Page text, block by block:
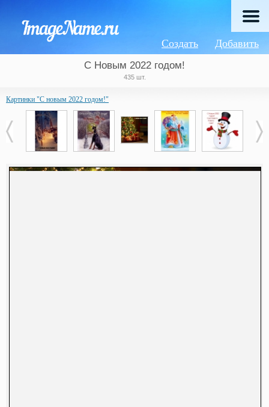
Добавить
Создать
С Новым 2022 годом!
435 шт.
Картинки "С новым 2022 годом!"